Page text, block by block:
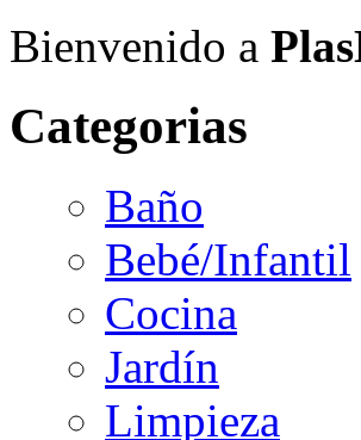
Bienvenido a
Categorias
Baño
Bebé/Infantil
Cocina
Jardín
Limpieza